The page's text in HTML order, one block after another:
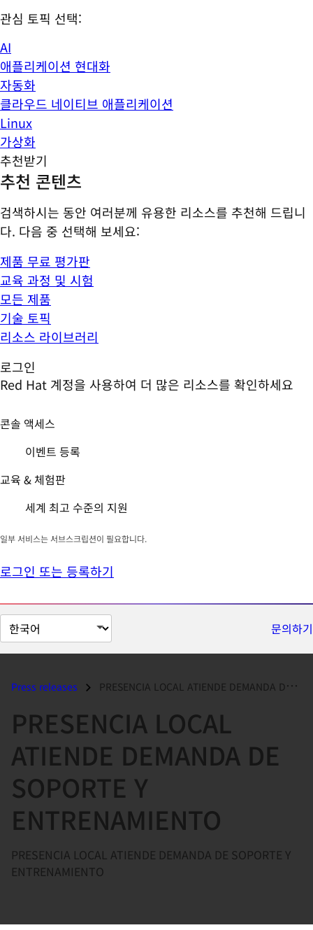
관심 토픽 선택:
AI
애플리케이션 현대화
자동화
클라우드 네이티브 애플리케이션
Linux
가상화
추천받기
추천 콘텐츠
검색하시는 동안 여러분께 유용한 리소스를 추천해 드립니
다. 다음 중 선택해 보세요:
제품 무료 평가판
교육 과정 및 시험
모든 제품
기술 토픽
리소스 라이브러리
로그인
Red Hat 계정을 사용하여 더 많은 리소스를 확인하세요
콘솔 액세스
이벤트 등록
교육 & 체험판
세계 최고 수준의 지원
일부 서비스는 서브스크립션이 필요합니다.
로그인 또는 등록하기
페
이
문의하기
Press releases PRESENCIA LOCAL ATIENDE DEMANDA DE SOPORTE Y ENTRENAMIENTO...
PRESENCIA LOCAL
ATIENDE DEMANDA DE
SOPORTE Y
ENTRENAMIENTO
PRESENCIA LOCAL ATIENDE DEMANDA DE SOPORTE Y
ENTRENAMIENTO